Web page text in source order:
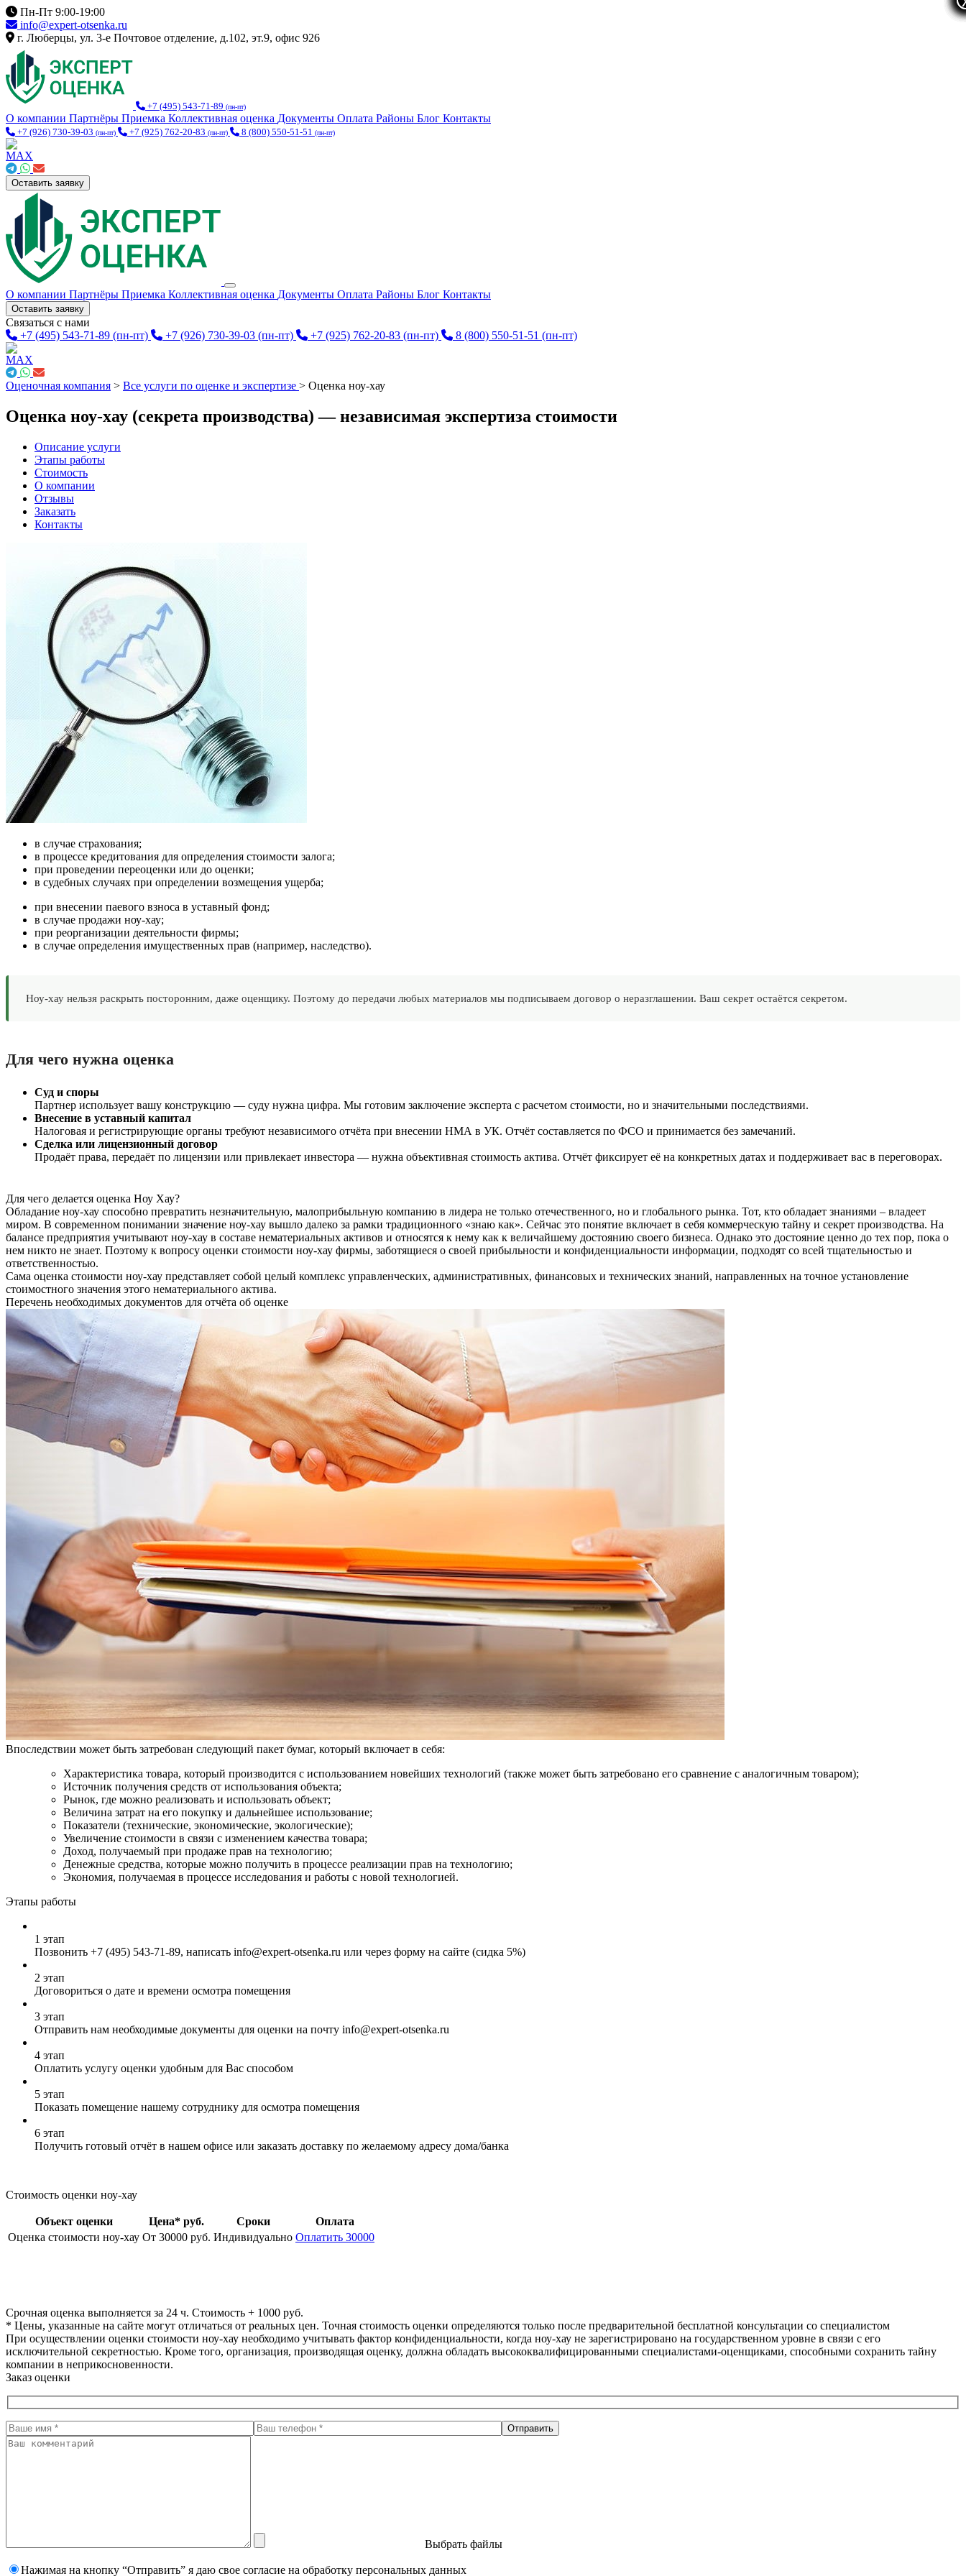
Пн-Пт 9:00-19:00
info@expert-otsenka.ru
г. Люберцы, ул. 3-е Почтовое отделение, д.102, эт.9, офис 926
+7 (495) 543-71-89 (пн-пт)
О компании Партнёры Приемка Коллективная оценка Документы Оплата Районы Блог Контакты
+7 (926) 730-39-03 (пн-пт) +7 (925) 762-20-83 (пн-пт) 8 (800) 550-51-51 (пн-пт)
Оставить заявку
О компании Партнёры Приемка Коллективная оценка Документы Оплата Районы Блог Контакты
Оставить заявку
Связаться с нами
+7 (495) 543-71-89 (пн-пт) +7 (926) 730-39-03 (пн-пт) +7 (925) 762-20-83 (пн-пт) 8 (800) 550-51-51 (пн-пт)
Оценочная компания > Все услуги по оценке и экспертизе > Оценка ноу-хау
Оценка ноу-хау (секрета производства) — независимая экспертиза стоимости
Описание услуги
Этапы работы
Стоимость
О компании
Отзывы
Заказать
Контакты
в случае страхования;
в процессе кредитования для определения стоимости залога;
при проведении переоценки или до оценки;
в судебных случаях при определении возмещения ущерба;
при внесении паевого взноса в уставный фонд;
в случае продажи ноу-хау;
при реорганизации деятельности фирмы;
в случае определения имущественных прав (например, наследство).
Ноу-хау нельзя раскрыть посторонним, даже оценщику. Поэтому до передачи любых материалов мы подписываем договор о неразглашении. Ваш секрет остаётся секретом.
Для чего нужна оценка
Суд и споры
Партнер использует вашу конструкцию — суду нужна цифра. Мы готовим заключение эксперта с расчетом стоимости, но и значительными последствиями.
Внесение в уставный капитал
Налоговая и регистрирующие органы требуют независимого отчёта при внесении НМА в УК. Отчёт составляется по ФСО и принимается без замечаний.
Сделка или лицензионный договор
Продаёт права, передаёт по лицензии или привлекает инвестора — нужна объективная стоимость актива. Отчёт фиксирует её на конкретных датах и ​​поддерживает вас в переговорах.
Для чего делается оценка Ноу Хау?
Обладание ноу-хау способно превратить незначительную, малоприбыльную компанию в лидера не только отечественного, но и глобального рынка. Тот, кто обладает знаниями – владеет
миром. В современном понимании значение ноу-хау вышло далеко за рамки традиционного «знаю как». Сейчас это понятие включает в себя коммерческую тайну и секрет производства. На
балансе предприятия учитывают ноу-хау в составе нематериальных активов и относятся к нему как к величайшему достоянию своего бизнеса. Однако это достояние ценно до тех пор, пока о
нем никто не знает. Поэтому к вопросу оценки стоимости ноу-хау фирмы, заботящиеся о своей прибыльности и конфиденциальности информации, подходят со всей тщательностью и
ответственностью.
Сама оценка стоимости ноу-хау представляет собой целый комплекс управленческих, административных, финансовых и технических знаний, направленных на точное установление
стоимостного значения этого нематериального актива.
Перечень необходимых документов для отчёта об оценке
Впоследствии может быть затребован следующий пакет бумаг, который включает в себя:
Характеристика товара, который производится с использованием новейших технологий (также может быть затребовано его сравнение с аналогичным товаром);
Источник получения средств от использования объекта;
Рынок, где можно реализовать и использовать объект;
Величина затрат на его покупку и дальнейшее использование;
Показатели (технические, экономические, экологические);
Увеличение стоимости в связи с изменением качества товара;
Доход, получаемый при продаже прав на технологию;
Денежные средства, которые можно получить в процессе реализации прав на технологию;
Экономия, получаемая в процессе исследования и работы с новой технологией.
Этапы работы
1 этап
Позвонить +7 (495) 543-71-89, написать info@expert-otsenka.ru или через форму на сайте (сидка 5%)
2 этап
Договориться о дате и времени осмотра помещения
3 этап
Отправить нам необходимые документы для оценки на почту info@expert-otsenka.ru
4 этап
Оплатить услугу оценки удобным для Вас способом
5 этап
Показать помещение нашему сотруднику для осмотра помещения
6 этап
Получить готовый отчёт в нашем офисе или заказать доставку по желаемому адресу дома/банка
Стоимость оценки ноу-хау
Объект оценки Цена* руб. Сроки
Оплата
Оценка стоимости ноу-хау От 30000 руб. Индивидуально Оплатить 30000
Срочная оценка выполняется за 24 ч. Стоимость + 1000 руб.
* Цены, указанные на сайте могут отличаться от реальных цен. Точная стоимость оценки определяются только после предварительной бесплатной консультации со специалистом
При осуществлении оценки стоимости ноу-хау необходимо учитывать фактор конфиденциальности, когда ноу-хау не зарегистрировано на государственном уровне в связи с его
исключительной секретностью. Кроме того, организация, производящая оценку, должна обладать высококвалифицированными специалистами-оценщиками, способными сохранить тайну
компании в неприкосновенности.
Заказ оценки
Выбрать файлы
Нажимая на кнопку “Отправить” я даю свое согласие на обработку персональных данных